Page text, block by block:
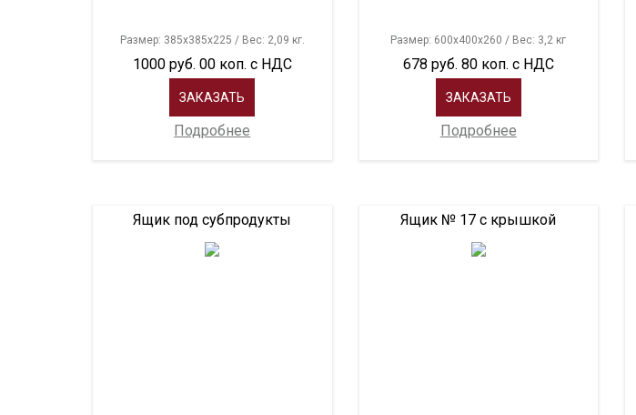
Размер: 385х385х225 / Вес: 2,09 кг.
1000 руб. 00 коп. с НДС
ЗАКАЗАТЬ
Подробнее
Размер: 600х400х260 / Вес: 3,2 кг
678 руб. 80 коп. с НДС
ЗАКАЗАТЬ
Подробнее
Ящик под субпродукты Ящик № 17 с крышкой